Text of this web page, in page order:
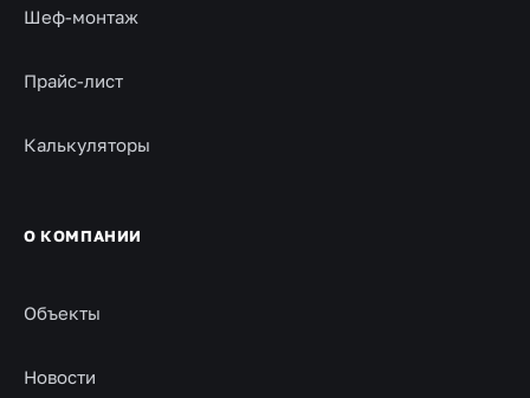
Шеф-монтаж
Прайс-лист
Калькуляторы
О КОМПАНИИ
Объекты
Новости